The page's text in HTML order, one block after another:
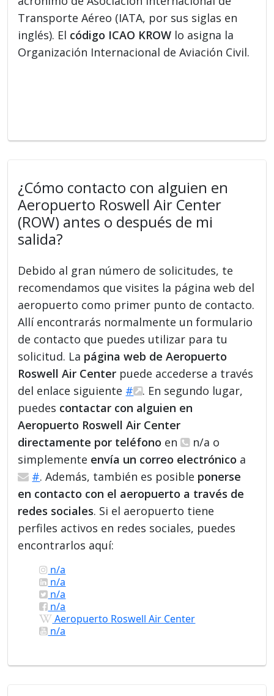
Transporte Aéreo (IATA, por sus siglas en
inglés). El código ICAO KROW lo asigna la
Organización Internacional de Aviación Civil.
¿Cómo contacto con alguien en
Aeropuerto Roswell Air Center
(ROW) antes o después de mi
salida?
Debido al gran número de solicitudes, te
recomendamos que visites la página web del
aeropuerto como primer punto de contacto.
Allí encontrarás normalmente un formulario
de contacto que puedes utilizar para tu
solicitud. La página web de Aeropuerto
Roswell Air Center puede accederse a través
del enlace siguiente #
. En segundo lugar,
puedes contactar con alguien en
Aeropuerto Roswell Air Center
directamente por teléfono en
n/a o
simplemente envía un correo electrónico a
#. Además, también es posible ponerse
en contacto con el aeropuerto a través de
redes sociales. Si el aeropuerto tiene
perfiles activos en redes sociales, puedes
encontrarlos aquí:
n/a
n/a
n/a
n/a
Aeropuerto Roswell Air Center
n/a